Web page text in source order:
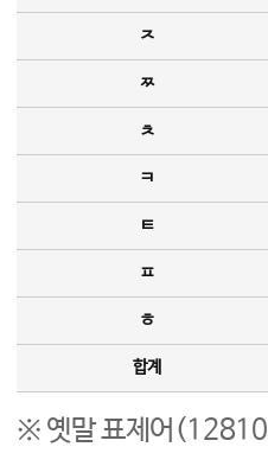
ㅈ
ㅉ
ㅊ
ㅋ
ㅌ
ㅍ
ㅎ
합계
※ 옛말 표제어(12810